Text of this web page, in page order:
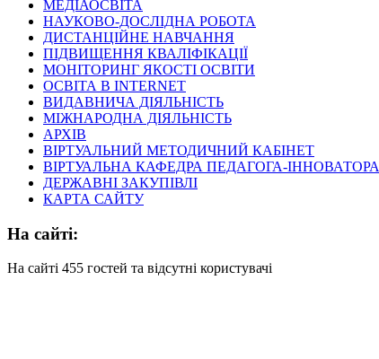
МЕДІАОСВІТА
НАУКОВО-ДОСЛІДНА РОБОТА
ДИСТАНЦІЙНЕ НАВЧАННЯ
ПІДВИЩЕННЯ КВАЛІФІКАЦІЇ
МОНІТОРИНГ ЯКОСТІ ОСВІТИ
ОСВІТА В INTERNET
ВИДАВНИЧА ДІЯЛЬНІСТЬ
МІЖНАРОДНА ДІЯЛЬНІСТЬ
АРХІВ
ВІРТУАЛЬНИЙ МЕТОДИЧНИЙ КАБІНЕТ
ВІРТУАЛЬНА КАФЕДРА ПЕДАГОГА-ІННОВАТОРА
ДЕРЖАВНІ ЗАКУПІВЛІ
КАРТА САЙТУ
На сайті:
На сайті 455 гостей та відсутні користувачі